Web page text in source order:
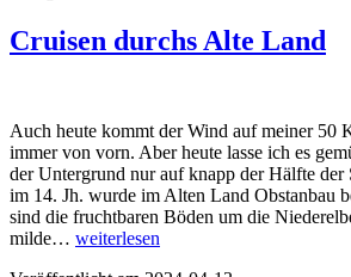
Cruisen durchs Alte Land
Auch heute kommt der Wind auf meiner 50
immer von vorn. Aber heute lasse ich es
der Untergrund nur auf knapp der Hälfte der
im 14. Jh. wurde im Alten Land Obstanbau
sind die fruchtbaren Böden um die
milde… Cruisen
weiterlesen